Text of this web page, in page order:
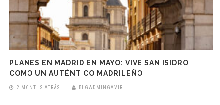
PLANES EN MADRID EN MAYO: VIVE SAN ISIDRO
COMO UN AUTÉNTICO MADRILEÑO
2 MONTHS ATRÁS BLGADMINGAVIR